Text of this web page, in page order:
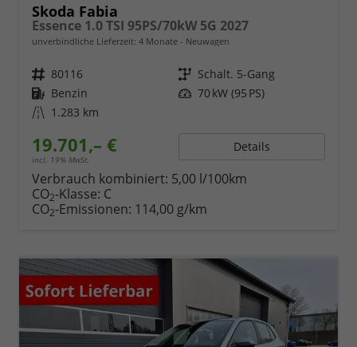
Skoda Fabia
Essence 1.0 TSI 95PS/70kW 5G 2027
unverbindliche Lieferzeit: 4 Monate Neuwagen
Fahrzeugnr. 80116 Getriebe Schalt. 5-Gang
Kraftstoff Benzin Leistung 70 kW (95 PS)
Kilometerstand 1.283 km
19.701,– €
incl. 19% MwSt.
Details
Verbrauch kombiniert: 5,00 l/100km
CO2-Klasse: C
CO2-Emissionen: 114,00 g/km